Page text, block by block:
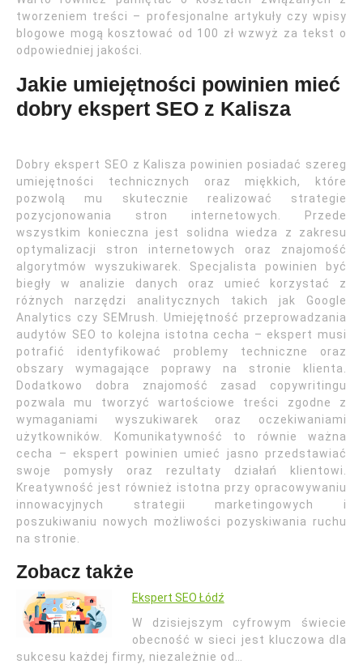
tworzeniem treści – profesjonalne artykuły czy wpisy
blogowe mogą kosztować od 100 zł wzwyż za tekst o
odpowiedniej jakości.
Jakie umiejętności powinien mieć
dobry ekspert SEO z Kalisza
Dobry ekspert SEO z Kalisza powinien posiadać szereg
umiejętności technicznych oraz miękkich, które
pozwolą mu skutecznie realizować strategie
pozycjonowania stron internetowych. Przede
wszystkim konieczna jest solidna wiedza z zakresu
optymalizacji stron internetowych oraz znajomość
algorytmów wyszukiwarek. Specjalista powinien być
biegły w analizie danych oraz umieć korzystać z
różnych narzędzi analitycznych takich jak Google
Analytics czy SEMrush. Umiejętność przeprowadzania
audytów SEO to kolejna istotna cecha – ekspert musi
potrafić identyfikować problemy techniczne oraz
obszary wymagające poprawy na stronie klienta.
Dodatkowo dobra znajomość zasad copywritingu
pozwala mu tworzyć wartościowe treści zgodne z
wymaganiami wyszukiwarek oraz oczekiwaniami
użytkowników. Komunikatywność to równie ważna
cecha – ekspert powinien umieć jasno przedstawiać
swoje pomysły oraz rezultaty działań klientowi.
Kreatywność jest również istotna przy opracowywaniu
innowacyjnych strategii marketingowych i
poszukiwaniu nowych możliwości pozyskiwania ruchu
na stronie.
Zobacz także
Ekspert SEO Łódź
W dzisiejszym cyfrowym świecie
obecność w sieci jest kluczowa dla
sukcesu każdej firmy, niezależnie od…